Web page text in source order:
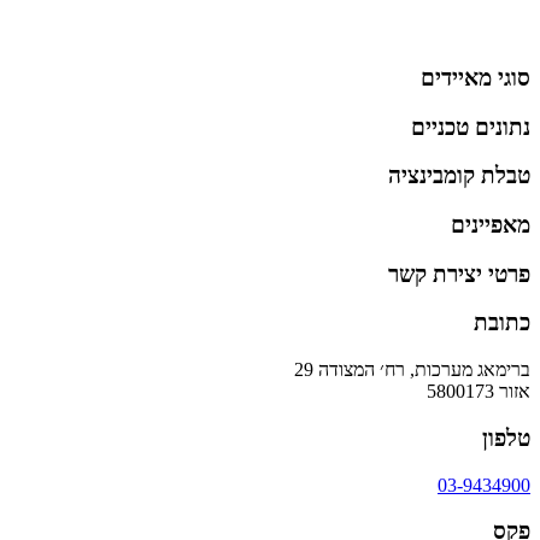
סוגי מאיידים
נתונים טכניים
טבלת קומבינציה
מאפיינים
פרטי יצירת קשר
כתובת
ברימאג מערכות, רח׳ המצודה 29
אזור 5800173
טלפון
03-9434900
פקס